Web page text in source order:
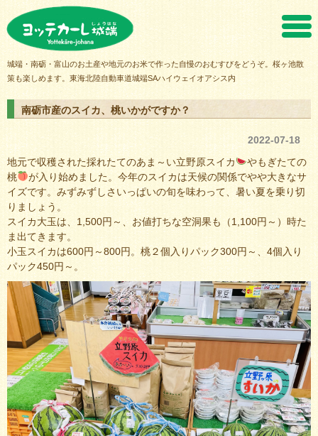
城端・南砺・富山のお土産や地元のお米で作った自慢のおむすびをどうぞ。桜ヶ池散
策も楽しめます。東海北陸自動車道城端SAハイウェイオアシス内
南砺市産のスイカ、桃いかがですか？
2022-07-18
地元で収穫された採れたてのあま～い立野原スイカ
やもぎたての
桃
が入り始めました。今年のスイカは天候の関係でやや大きなサ
イズです。みずみずしさいっぱいの旬を味わって、暑い夏を乗り切
りましょう。
スイカ大玉は、1,500円～、お値打ちな空洞果も（1,100円～）時た
ま出てきます。
小玉スイカは600円～800円。桃２個入りパック300円～、4個入り
パック450円～。